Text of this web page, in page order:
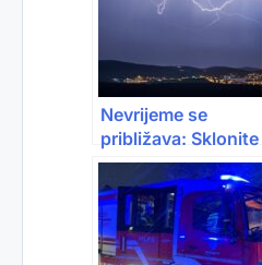
Nevrijeme se
približava: Sklonite
stvari, ne parkirajte
pod drvećem